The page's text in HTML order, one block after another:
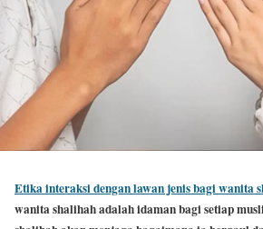
Etika interaksi dengan lawan jenis bagi wanita
wanita shalihah adalah idaman bagi setiap